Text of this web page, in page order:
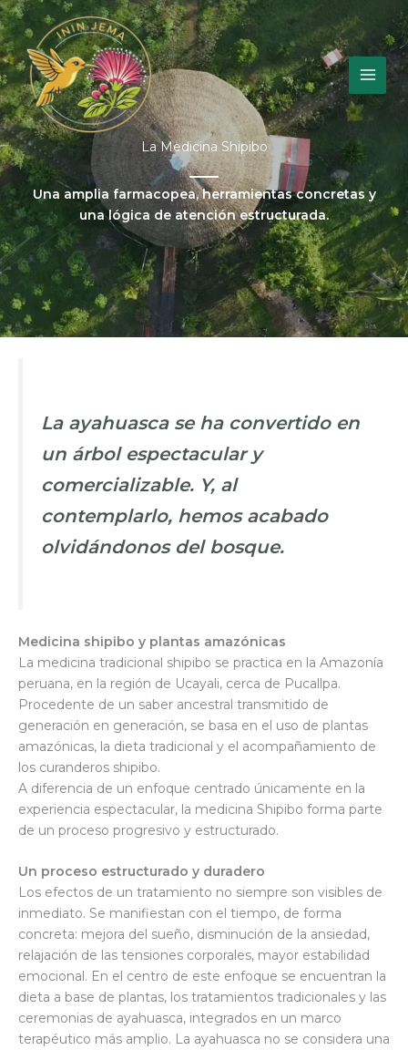
Ir
al
contenido
La Medicina Shipibo
Una amplia farmacopea, herramientas concretas y
una lógica de atención estructurada.
La ayahuasca se ha convertido en
un árbol espectacular y
comercializable. Y, al
contemplarlo, hemos acabado
olvidándonos del bosque.
Medicina shipibo y plantas amazónicas
La medicina tradicional shipibo se practica en la Amazonía
peruana, en la región de Ucayali, cerca de Pucallpa.
Procedente de un saber ancestral transmitido de
generación en generación, se basa en el uso de plantas
amazónicas, la dieta tradicional y el acompañamiento de
los curanderos shipibo.
A diferencia de un enfoque centrado únicamente en la
experiencia espectacular, la medicina Shipibo forma parte
de un proceso progresivo y estructurado.
Un proceso estructurado y duradero
Los efectos de un tratamiento no siempre son visibles de
inmediato. Se manifiestan con el tiempo, de forma
concreta: mejora del sueño, disminución de la ansiedad,
relajación de las tensiones corporales, mayor estabilidad
emocional. En el centro de este enfoque se encuentran la
dieta a base de plantas, los tratamientos tradicionales y las
ceremonias de ayahuasca, integrados en un marco
terapéutico más amplio. La ayahuasca no se considera una